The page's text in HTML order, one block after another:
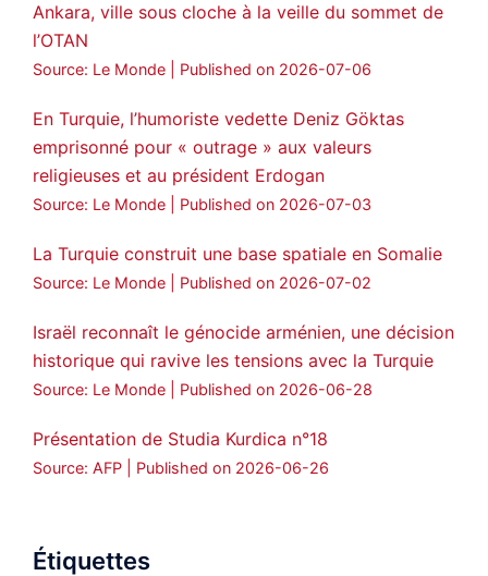
Ankara, ville sous cloche à la veille du sommet de
l’OTAN
Source: Le Monde Published on 2026-07-06
En Turquie, l’humoriste vedette Deniz Göktas
emprisonné pour « outrage » aux valeurs
religieuses et au président Erdogan
Source: Le Monde Published on 2026-07-03
La Turquie construit une base spatiale en Somalie
Source: Le Monde Published on 2026-07-02
Israël reconnaît le génocide arménien, une décision
historique qui ravive les tensions avec la Turquie
Source: Le Monde Published on 2026-06-28
Présentation de Studia Kurdica n°18
Source: AFP Published on 2026-06-26
Étiquettes